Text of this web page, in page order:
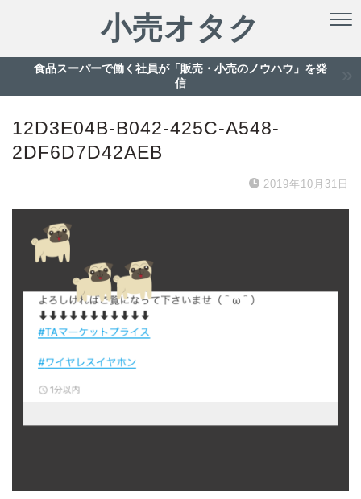
小売オタク
食品スーパーで働く社員が「販売・小売のノウハウ」を発
信
12D3E04B-B042-425C-A548-
2DF6D7D42AEB
2019年10月31日